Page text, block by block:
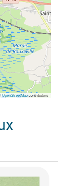
OpenStreetMapcontributors